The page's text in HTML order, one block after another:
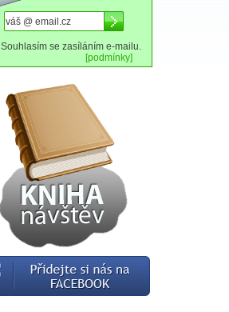
Souhlasím se zasíláním e-mailu.
[podmínky]